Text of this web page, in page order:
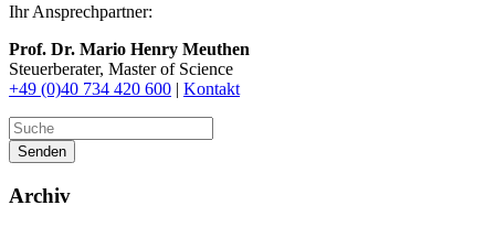
Ihr Ansprechpartner:
Prof. Dr. Mario Henry Meuthen
Steuerberater, Master of Science
+49 (0)40 734 420 600 | Kontakt
Senden
Archiv